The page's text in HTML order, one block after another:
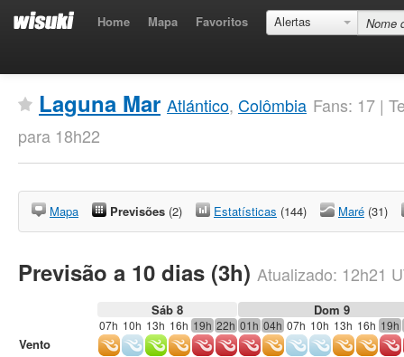
Home Mapa Favoritos Alertas
Laguna Mar Atlántico, Colômbia Fans: 17 |
para 18h22
Mapa Previsões (2) Estatísticas (144) Maré (31)
Previsão a 10 dias (3h) Atualizado: 12h21
Sáb 8 Dom 9
07h 10h 13h 16h 19h 22h 01h 04h 07h 10h 13h 16h 19h
Vento